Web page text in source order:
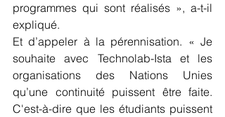
programmes qui sont réalisés », a-t-il
expliqué.
Et d’appeler à la pérennisation. « Je
souhaite avec Technolab-Ista et les
organisations des Nations Unies
qu’une continuité puissent être faite.
C'est-à-dire que les étudiants puissent